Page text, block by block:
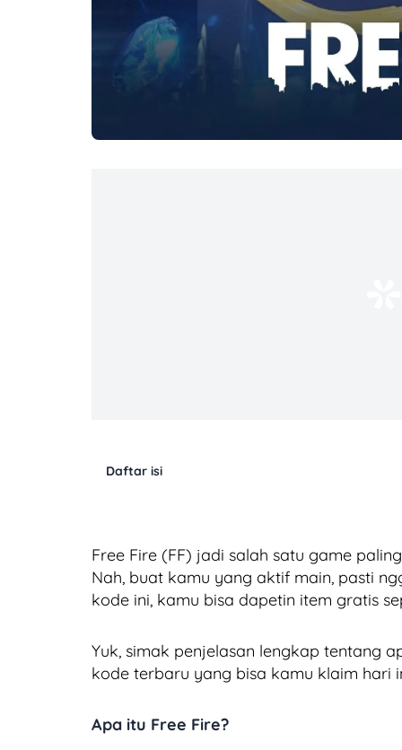
Daftar isi
Free Fire (FF) jadi salah satu game
Nah, buat kamu yang aktif main, pasti
kode ini, kamu bisa dapetin item gratis
Yuk, simak penjelasan lengkap tentang
kode terbaru yang bisa kamu klaim hari
Apa itu Free Fire?